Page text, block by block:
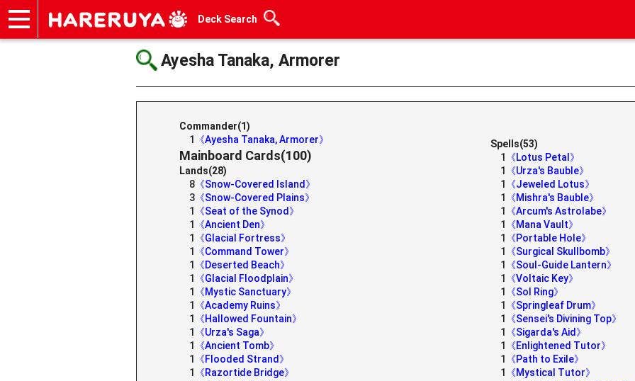
Deck Search
Ayesha Tanaka, Armorer
Commander(1)
1
《Ayesha Tanaka, Armorer》
Mainboard Cards(100)
Lands(28)
8 《Snow-Covered Island》
3 《Snow-Covered Plains》
1
《Seat of the Synod》
1
《Ancient Den》
1
《Glacial Fortress》
1
《Command Tower》
1
《Deserted Beach》
1
《Glacial Floodplain》
1
《Mystic Sanctuary》
1
《Academy Ruins》
1
《Hallowed Fountain》
1
《Urza's Saga》
1
《Ancient Tomb》
1
《Flooded Strand》
1
《Razortide Bridge》
Spells(53)
1
《Lotus Petal》
1
《Urza's Bauble》
1
《Jeweled Lotus》
1
《Mishra's Bauble》
1
《Arcum's Astrolabe》
1
《Mana Vault》
1
《Portable Hole》
1
《Surgical Skullbomb》
1
《Soul-Guide Lantern》
1
《Voltaic Key》
1
《Sol Ring》
1
《Springleaf Drum》
1
《Sensei's Divining Top》
1
《Sigarda's Aid》
1
《Enlightened Tutor》
1
《Path to Exile》
1
《Mystical Tutor》